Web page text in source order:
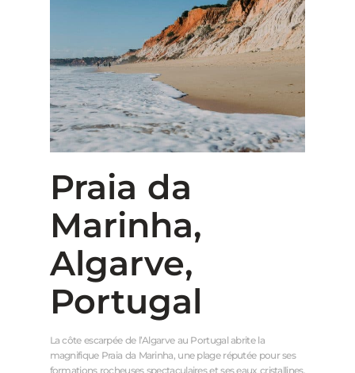
Praia da
Marinha,
Algarve,
Portugal
La côte escarpée de l’Algarve au Portugal abrite la
magnifique Praia da Marinha, une plage réputée pour ses
formations rocheuses spectaculaires et ses eaux cristallines.